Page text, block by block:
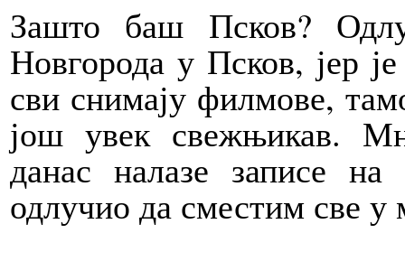
Зашто баш Псков?
Новгорода у Псков, јер
сви снимају филмове,
још увек свежњикав.
данас налазе записе
одлучио да сместим све